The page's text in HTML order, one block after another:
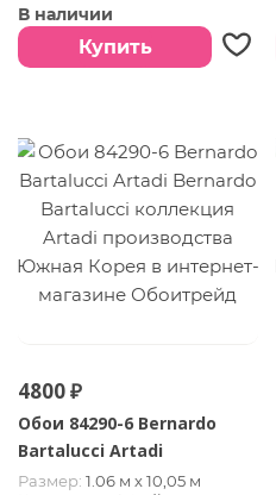
тиснения
Страна:Южная Корея
В наличии
Купить
4800 ₽
Обои 84290-6 Bernardo
Bartalucci Artadi
Размер: 1.06 м х 10,05 м